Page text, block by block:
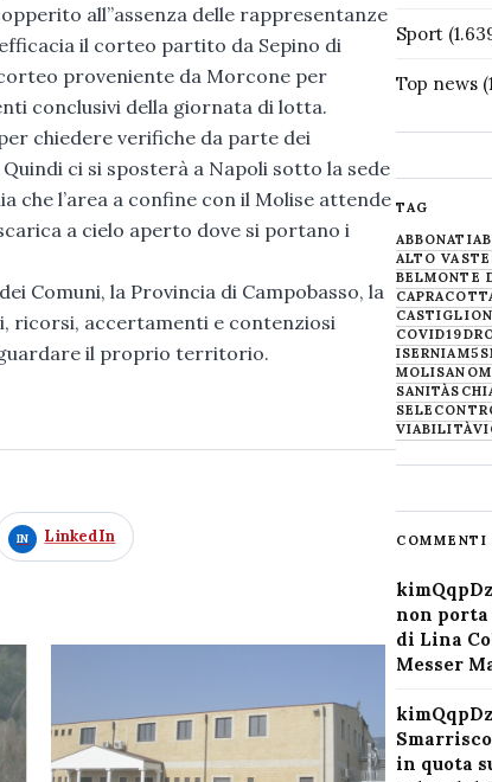
all’’assenza delle rappresentanze
il corteo partito da Sepino di
proveniente da Morcone per
conclusivi della giornata di lotta.
chiedere verifiche da parte dei
ci si sposterà a Napoli sotto la sede
che l’area a confine con il Molise attende
a cielo aperto dove si portano i
Comuni, la Provincia di Campobasso, la
ricorsi, accertamenti e contenziosi
il proprio territorio.
LinkedIn
Sport
Top news
TAG
ABBONATI
ALTO
BELMONTE
COVID19
ISERNIAM5S
MOLISANO
SANITÀ
VIABILITÀ
COMMENTI
non
di Lina
Messer
in quota